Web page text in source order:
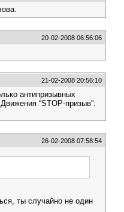
20-02-2008 06:56:06
21-02-2008 20:56:10
антипризывных
“STOP-призыв”:
26-02-2008 07:58:54
ты случайно не один